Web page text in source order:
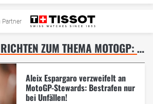
AKTUELLE NACHRICHTEN ZUM THEMA MOTOGP: FRANKREICH GP IN LE MANS – SEITE 6
Aleix Espargaro verzweifelt an
MotoGP-Stewards: Bestrafen nur
bei Unfällen!